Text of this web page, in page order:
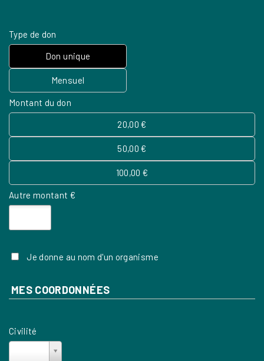
Type de don
Don unique
Mensuel
Montant du don
20,00 €
50,00 €
100,00 €
Autre montant €
Je donne au nom d'un organisme
MES COORDONNÉES
Civilité